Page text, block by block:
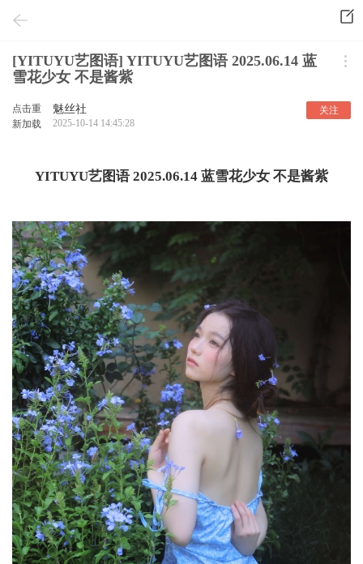
[YITUYU艺图语] YITUYU艺图语 2025.06.14 蓝
雪花少女 不是酱紫
点击重
新加载
魅丝社
2025-10-14 14:45:28
关注
YITUYU艺图语 2025.06.14 蓝雪花少女 不是酱紫